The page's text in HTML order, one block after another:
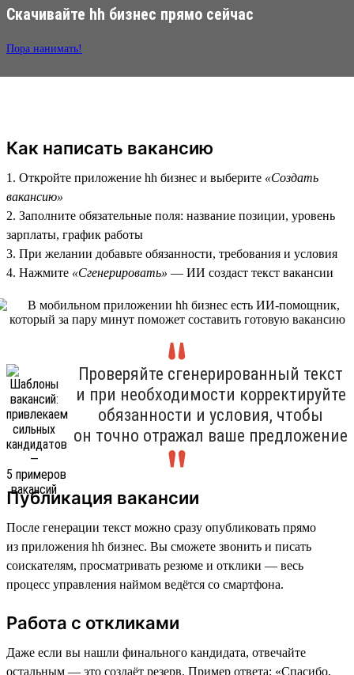
Скачивайте hh бизнес прямо сейчас
Пора нанимать!
Как написать вакансию
1. Откройте приложение hh бизнес и выберите «Создать
вакансию»
2. Заполните обязательные поля: название позиции, уровень
зарплаты, график работы
3. При желании добавьте обязанности, требования и условия
4. Нажмите «Сгенерировать» — ИИ создаст текст вакансии
Проверяйте сгенерированный текст
и при необходимости корректируйте
обязанности и условия, чтобы
он точно отражал ваше предложение
Публикация вакансии
После генерации текст можно сразу опубликовать прямо
из приложения hh бизнес. Вы сможете звонить и писать
соискателям, просматривать резюме и отклики — весь
процесс управления наймом ведётся со смартфона.
Работа с откликами
Даже если вы нашли финального кандидата, отвечайте
остальным — это создаёт резерв. Пример ответа: «Спасибо,